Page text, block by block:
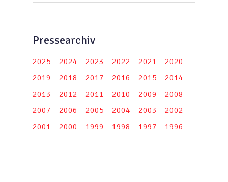
Pressearchiv
2025 2024 2023 2022 2021
2020
2019
2018 2017 2016 2015
2014
2013
2012 2011 2010 2009
2008
2007
2006 2005 2004 2003
2002
2001
2000 1999 1998 1997 1996